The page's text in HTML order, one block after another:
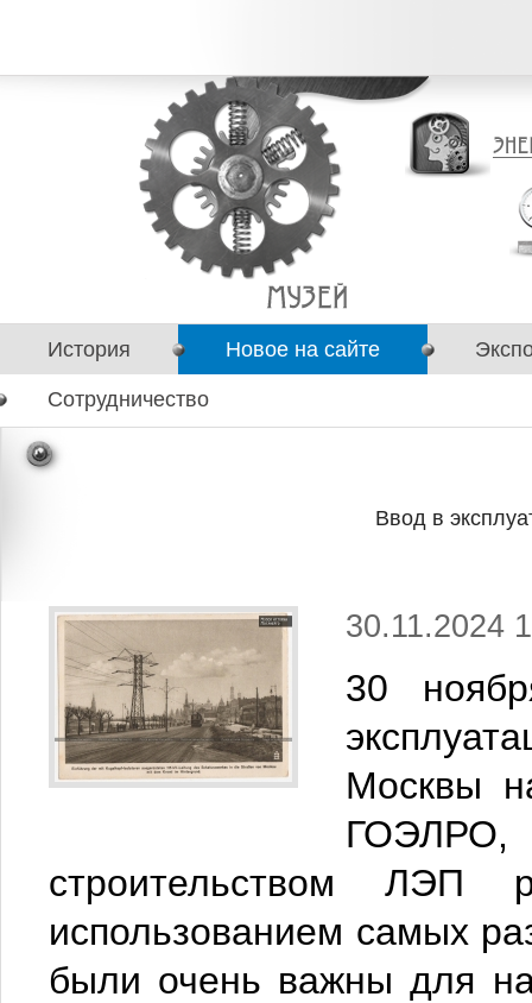
История Новое на сайте
Сотрудничество
Ввод в
30.11.2024
30
Москвы
строительством ЛЭП
использованием самых
были очень важны для